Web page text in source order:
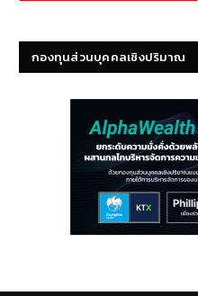
กองทุนส่วนบุคคลเชิงปริมาณ